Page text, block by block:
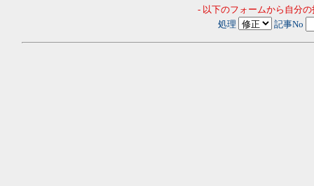
- 以下のフォームから自分
処理
記事No